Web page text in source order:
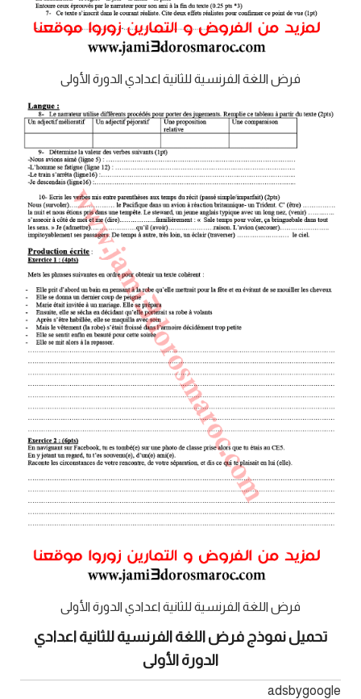
فرض اللغة الفرنسية للثانية اعدادي الدورة الأولى
فرض اللغة الفرنسية للثانية اعدادي الدورة الأولى
تحميل نموذج فرض اللغة الفرنسية للثانية اعدادي
الدورة الأولى
adsbygoogle